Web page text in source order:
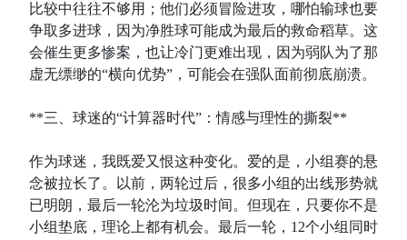
比较中往往不够用；他们必须冒险进攻，哪怕输球也要
争取多进球，因为净胜球可能成为最后的救命稻草。这
会催生更多惨案，也让冷门更难出现，因为弱队为了那
虚无缥缈的“横向优势”，可能会在强队面前彻底崩溃。
**三、球迷的“计算器时代”：情感与理性的撕裂**
作为球迷，我既爱又恨这种变化。爱的是，小组赛的悬
念被拉长了。以前，两轮过后，很多小组的出线形势就
已明朗，最后一轮沦为垃圾时间。但现在，只要你不是
小组垫底，理论上都有机会。最后一轮，12个小组同时